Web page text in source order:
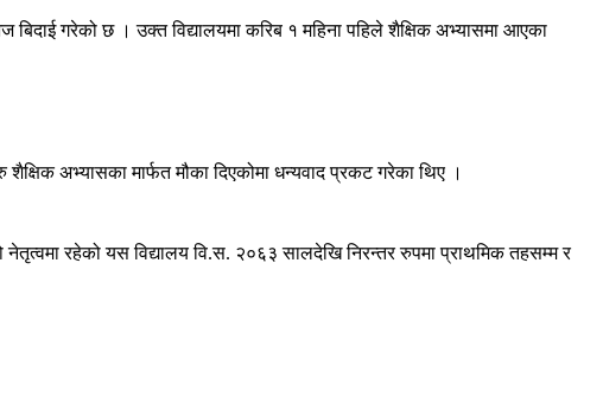
बिदाई गरेको छ । उक्त विद्यालयमा करिब १ महिना पहिले शैक्षिक अभ्यासमा आएका
अभ्यासका मार्फत मौका दिएकोमा धन्यवाद प्रकट गरेका थिए ।
नेतृत्वमा रहेको यस विद्यालय वि.स. २०६३ सालदेखि निरन्तर रुपमा प्राथमिक तहसम्म र